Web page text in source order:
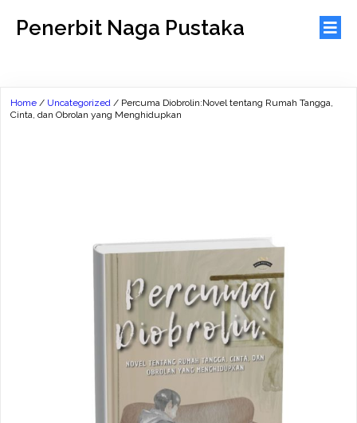
Penerbit Naga Pustaka
Home / Uncategorized / Percuma Diobrolin:Novel tentang Rumah Tangga,
Cinta, dan Obrolan yang Menghidupkan